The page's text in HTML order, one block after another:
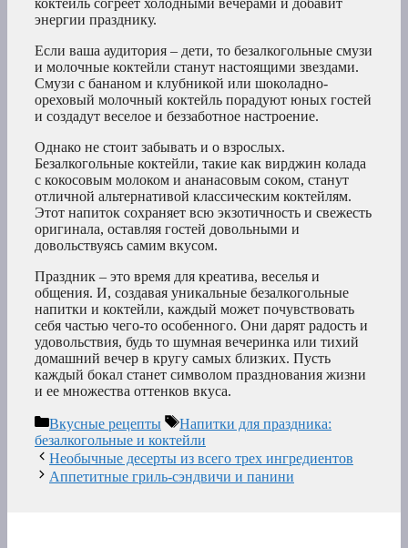
коктейль согреет холодными вечерами и добавит
энергии празднику.
Если ваша аудитория – дети, то безалкогольные смузи
и молочные коктейли станут настоящими звездами.
Смузи с бананом и клубникой или шоколадно-
ореховый молочный коктейль порадуют юных гостей
и создадут веселое и беззаботное настроение.
Однако не стоит забывать и о взрослых.
Безалкогольные коктейли, такие как вирджин колада
с кокосовым молоком и ананасовым соком, станут
отличной альтернативой классическим коктейлям.
Этот напиток сохраняет всю экзотичность и свежесть
оригинала, оставляя гостей довольными и
довольствуясь самим вкусом.
Праздник – это время для креатива, веселья и
общения. И, создавая уникальные безалкогольные
напитки и коктейли, каждый может почувствовать
себя частью чего-то особенного. Они дарят радость и
удовольствия, будь то шумная вечеринка или тихий
домашний вечер в кругу самых близких. Пусть
каждый бокал станет символом празднования жизни
и ее множества оттенков вкуса.
Рубрики
Вкусные рецепты Метки
Напитки для праздника:
безалкогольные и коктейли
Необычные десерты из всего трех ингредиентов
Аппетитные гриль-сэндвичи и панини